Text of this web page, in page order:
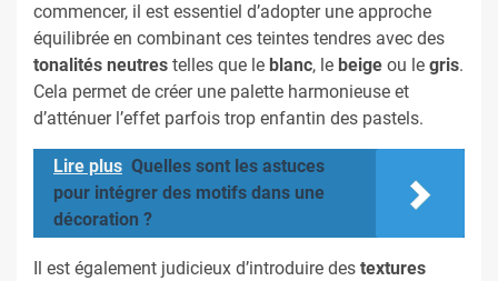
commencer, il est essentiel d’adopter une approche
équilibrée en combinant ces teintes tendres avec des
tonalités neutres telles que le blanc, le beige ou le gris.
Cela permet de créer une palette harmonieuse et
d’atténuer l’effet parfois trop enfantin des pastels.
Lire plus Quelles sont les astuces
pour intégrer des motifs dans une
décoration ?
Il est également judicieux d’introduire des textures